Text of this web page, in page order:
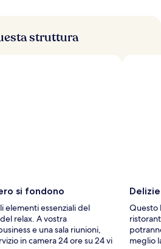
struttura
si fondono
elementi essenziali del
relax. A vostra
e una sala riunioni,
in camera 24 ore su 24 vi
Questo
meglio